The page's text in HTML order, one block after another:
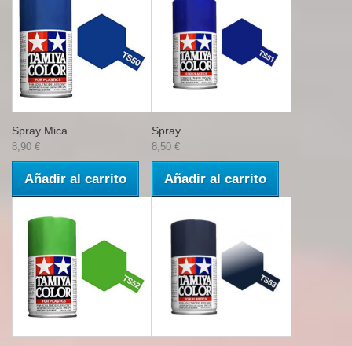
Spray Mica...
8,90 €
Añadir al carrito
Spray...
8,50 €
Añadir al carrito